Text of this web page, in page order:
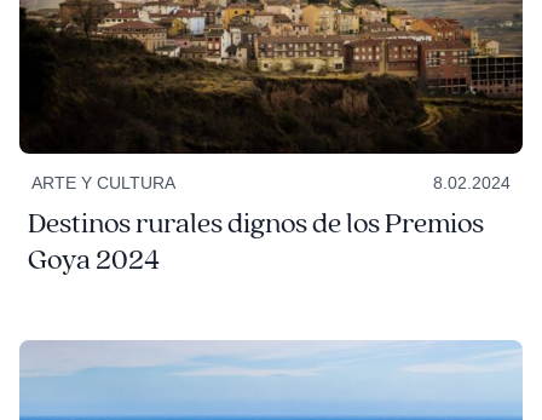
ARTE Y CULTURA 8.02.2024
Destinos rurales dignos de los Premios
Goya 2024